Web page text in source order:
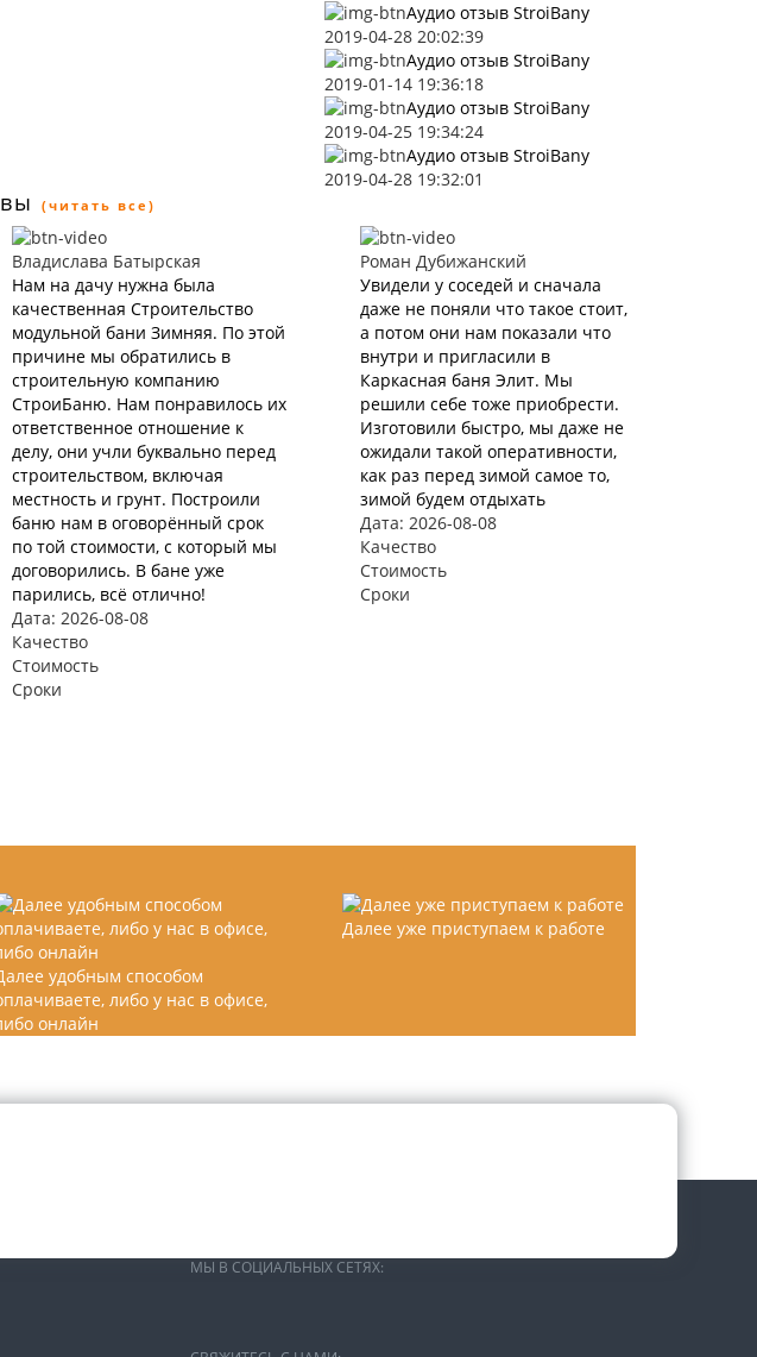
Аудио отзыв StroiBany
2019-04-28 20:02:39
Аудио отзыв StroiBany
2019-01-14 19:36:18
Аудио отзыв StroiBany
2019-04-25 19:34:24
Аудио отзыв StroiBany
2019-04-28 19:32:01
(читать все)
Владислава Батырская
Нам на дачу нужна была
качественная Строительство
модульной бани Зимняя. По этой
причине мы обратились в
строительную компанию
СтроиБаню. Нам понравилось их
ответственное отношение к
делу, они учли буквально перед
строительством, включая
местность и грунт. Построили
баню нам в оговорённый срок
по той стоимости, с который мы
договорились. В бане уже
парились, всё отлично!
Дата: 2026-08-08
Качество
Стоимость
Сроки
Роман Дубижанский
Увидели у соседей и сначала
даже не поняли что такое стоит,
а потом они нам показали что
внутри и пригласили в
Каркасная баня Элит. Мы
решили себе тоже приобрести.
Изготовили быстро, мы даже не
ожидали такой оперативности,
как раз перед зимой самое то,
зимой будем отдыхать
Дата: 2026-08-08
Качество
Стоимость
Сроки
удобным способом
либо у нас в офисе,
онлайн
Далее уже приступаем к работе
МЫ В СОЦИАЛЬНЫХ СЕТЯХ: